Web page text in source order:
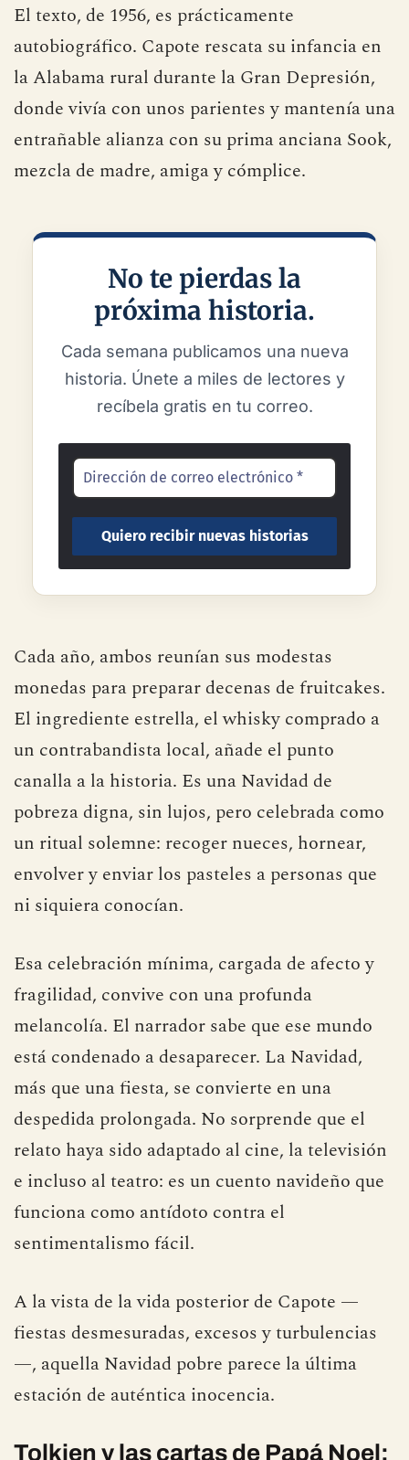
El texto, de 1956, es prácticamente
autobiográfico. Capote rescata su infancia en
la Alabama rural durante la Gran Depresión,
donde vivía con unos parientes y mantenía una
entrañable alianza con su prima anciana Sook,
mezcla de madre, amiga y cómplice.
No te pierdas la
próxima historia.
Cada semana publicamos una nueva
historia. Únete a miles de lectores y
recíbela gratis en tu correo.
Cada año, ambos reunían sus modestas
monedas para preparar decenas de fruitcakes.
El ingrediente estrella, el whisky comprado a
un contrabandista local, añade el punto
canalla a la historia. Es una Navidad de
pobreza digna, sin lujos, pero celebrada como
un ritual solemne: recoger nueces, hornear,
envolver y enviar los pasteles a personas que
ni siquiera conocían.
Esa celebración mínima, cargada de afecto y
fragilidad, convive con una profunda
melancolía. El narrador sabe que ese mundo
está condenado a desaparecer. La Navidad,
más que una fiesta, se convierte en una
despedida prolongada. No sorprende que el
relato haya sido adaptado al cine, la televisión
e incluso al teatro: es un cuento navideño que
funciona como antídoto contra el
sentimentalismo fácil.
A la vista de la vida posterior de Capote —
fiestas desmesuradas, excesos y turbulencias
—, aquella Navidad pobre parece la última
estación de auténtica inocencia.
Tolkien y las cartas de Papá Noel: